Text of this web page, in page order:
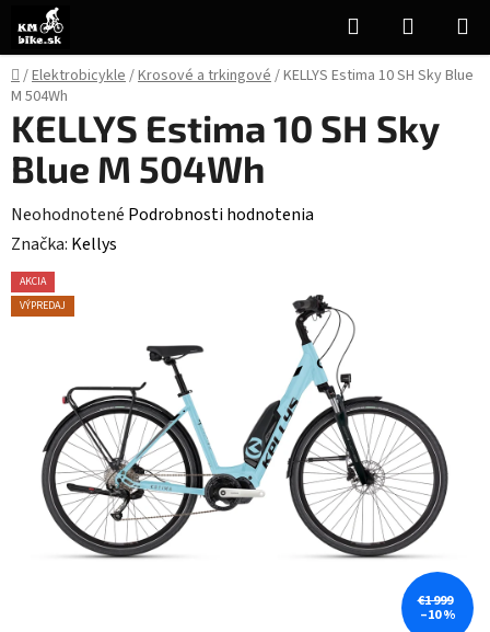
obsah
Hľadať
KOŠÍK
Domov
/Elektrobicykle/Krosové a trkingové/KELLYS Estima 10 SH Sky Blue
M 504Wh
KELLYS Estima 10 SH Sky
Blue M 504Wh
Priemerné
hodnotenie
produktu
je
hviezdičiek.
Neohodnotené Podrobnosti hodnotenia
Značka: Kellys
AKCIA
VÝPREDAJ
€1 999
–10 %